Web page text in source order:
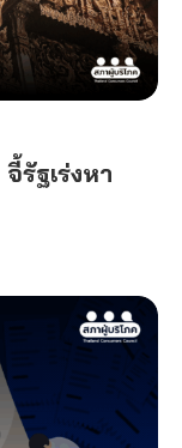
รัฐเร่งหา